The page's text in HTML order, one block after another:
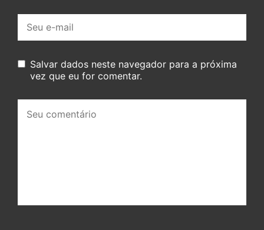
mail:
Salvar dados neste navegador para a próxima
vez que eu for comentar.
comentário: